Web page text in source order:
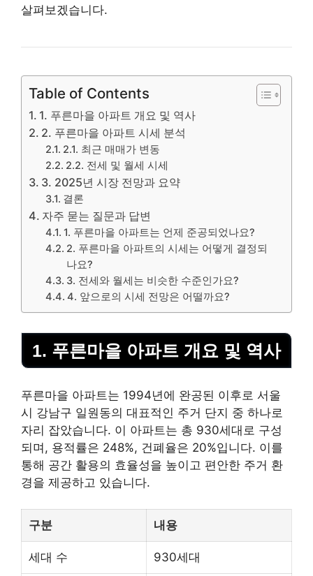
살펴보겠습니다.
Table of Contents
1. 푸른마을 아파트 개요 및 역사
2. 푸른마을 아파트 시세 분석
2.1. 최근 매매가 변동
2.2. 전세 및 월세 시세
3. 2025년 시장 전망과 요약
결론
자주 묻는 질문과 답변
1. 푸른마을 아파트는 언제 준공되었나요?
2. 푸른마을 아파트의 시세는 어떻게 결정되
나요?
3. 전세와 월세는 비슷한 수준인가요?
4. 앞으로의 시세 전망은 어떨까요?
1. 푸른마을 아파트 개요 및 역사
푸른마을 아파트는 1994년에 완공된 이후로 서울
시 강남구 일원동의 대표적인 주거 단지 중 하나로
자리 잡았습니다. 이 아파트는 총 930세대로 구성
되며, 용적률은 248%, 건폐율은 20%입니다. 이를
통해 공간 활용의 효율성을 높이고 편안한 주거 환
경을 제공하고 있습니다.
구분 내용
세대 수 930세대